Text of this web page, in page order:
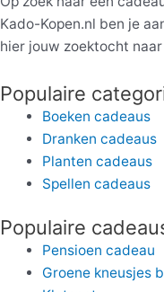
Kado-Kopen.nl ben je
hier jouw zoektocht
Populaire
Boeken cadeaus
Dranken cadeaus
Planten cadeaus
Spellen cadeaus
Populaire
Pensioen cadeau
Groene kneusjes